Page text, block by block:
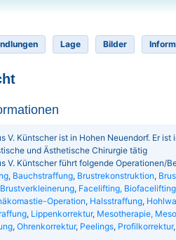
Lage Bilder
V. Küntscher ist in Hohen Neuendorf. Er
und Ästhetische Chirurgie tätig
V. Küntscher führt folgende Operationen/
, Bauchstraffung, Brustrekonstruktion,
Brustverkleinerung, Facelifting, Biofacelifting
Operation, Halsstraffung,
, Lippenkorrektur, Mesotherapie,
, Ohrenkorrektur, Peelings, Profilkorrektur,